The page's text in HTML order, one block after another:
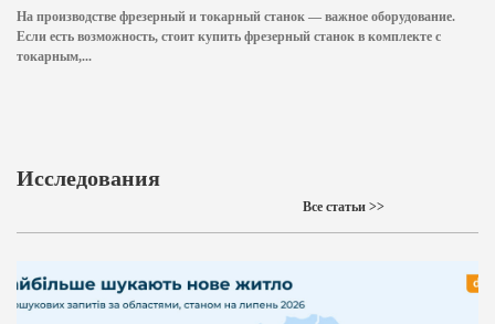
На производстве фрезерный и токарный станок — важное оборудование.
Если есть возможность, стоит купить фрезерный станок в комплекте с
токарным,...
Исследования
Все статьи >>